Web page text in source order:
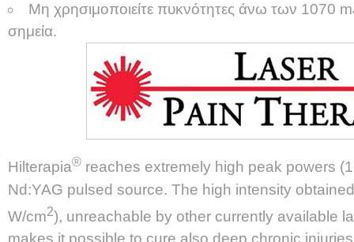
Μη χρησιμοποιείτε πυκνότητες άνω των 1070
σημεία.
Hilterapia® reaches extremely high peak powers
Nd:YAG pulsed source. The high intensity
W/cm2), unreachable by other currently available
makes it possible to cure also deep chronic